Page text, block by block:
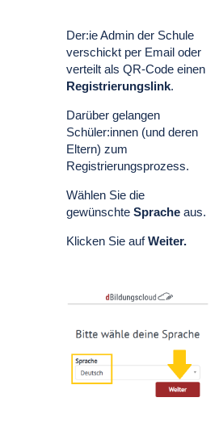
Der:ie Admin der Schule
verschickt per Email oder
verteilt als QR-Code einen
Registrierungslink.
Darüber gelangen
Schüler:innen (und deren
Eltern) zum
Registrierungsprozess.
Wählen Sie die
gewünschte Sprache aus.
Klicken Sie aufWeiter.